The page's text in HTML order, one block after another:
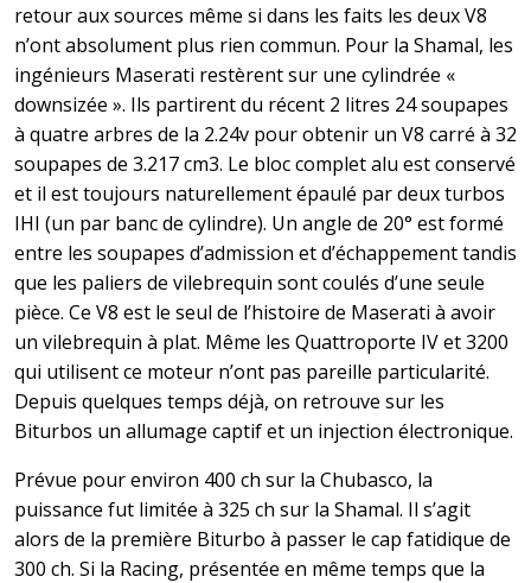
retour aux sources même si dans les faits les deux V8
n’ont absolument plus rien commun. Pour la Shamal, les
ingénieurs Maserati restèrent sur une cylindrée «
downsizée ». Ils partirent du récent 2 litres 24 soupapes
à quatre arbres de la 2.24v pour obtenir un V8 carré à 32
soupapes de 3.217 cm3. Le bloc complet alu est conservé
et il est toujours naturellement épaulé par deux turbos
IHI (un par banc de cylindre). Un angle de 20° est formé
entre les soupapes d’admission et d’échappement tandis
que les paliers de vilebrequin sont coulés d’une seule
pièce. Ce V8 est le seul de l’histoire de Maserati à avoir
un vilebrequin à plat. Même les Quattroporte IV et 3200
qui utilisent ce moteur n’ont pas pareille particularité.
Depuis quelques temps déjà, on retrouve sur les
Biturbos un allumage captif et un injection électronique.
Prévue pour environ 400 ch sur la Chubasco, la
puissance fut limitée à 325 ch sur la Shamal. Il s’agit
alors de la première Biturbo à passer le cap fatidique de
300 ch. Si la Racing, présentée en même temps que la